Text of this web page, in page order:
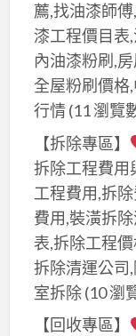
薦,找油漆師
漆工程價目表
內油漆粉刷,
全屋粉刷價格
行情(11 瀏覽
【拆除專區】
拆除工程費用
工程費用,拆
費用,裝潢拆
表,拆除工程
拆除清運公司
室拆除(10 瀏
【回收專區】